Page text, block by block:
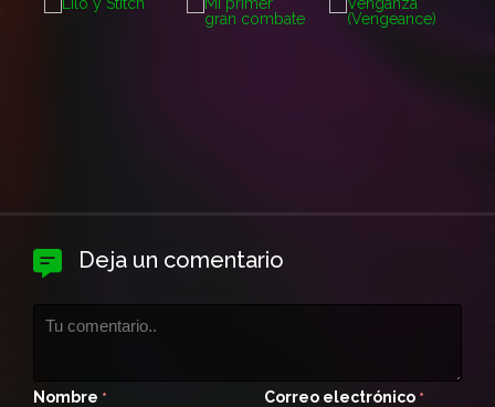
Deja un comentario
Nombre * Correo electrónico *